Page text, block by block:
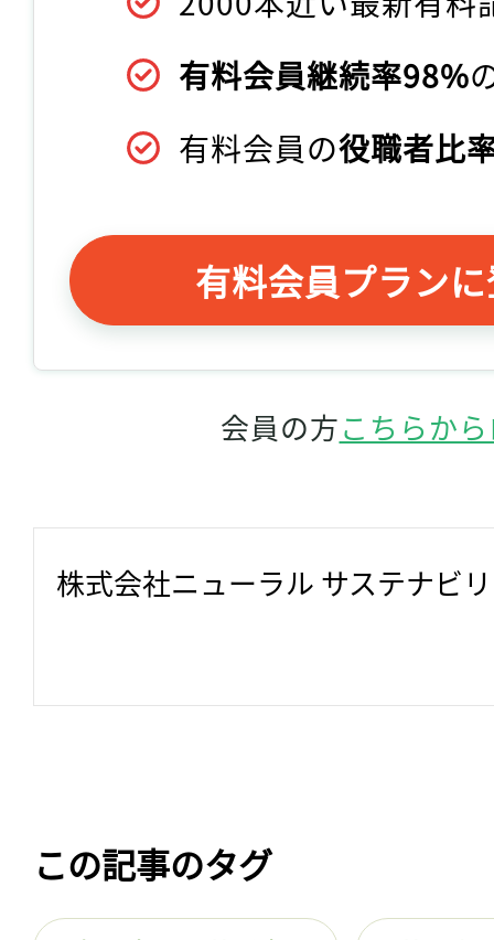
有料会員継続率98%
有料会員の役職者比
有料会員プラン
会員の方こちらか
株式会社ニューラル サステナビ
この記事のタグ